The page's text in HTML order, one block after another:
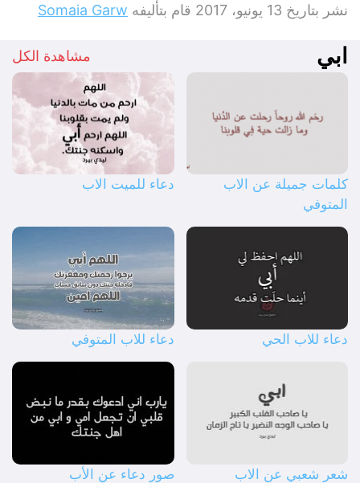
نشر بتاريخ 13 يونيو، 2017 قام بتأليفه Somaia Garw
ابي مشاهدة الكل
كلمات جميلة عن الاب
المتوفي
دعاء للميت الاب
دعاء للاب الحي دعاء للاب المتوفي
شعر شعبي عن الاب صور دعاء عن الأب